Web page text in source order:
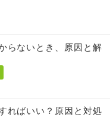
らないとき、原因と解
ればいい？原因と対処